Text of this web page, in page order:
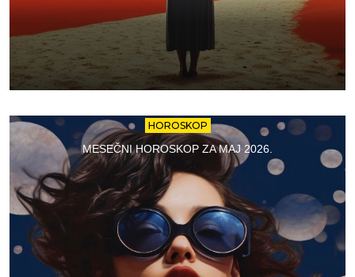
HOROSKOP
MESEČNI HOROSKOP ZA MAJ 2026.